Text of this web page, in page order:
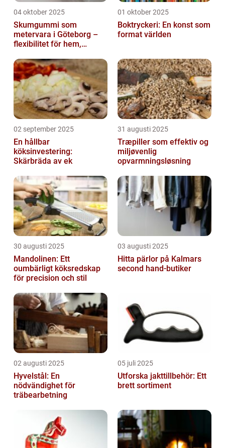
04 oktober 2025
Skumgummi som
metervara i Göteborg –
flexibilitet för hem,
01 oktober 2025
Boktryckeri: En konst som
format världen
02 september 2025
En hållbar
köksinvestering:
Skärbräda av ek
31 augusti 2025
Træpiller som effektiv og
miljøvenlig
opvarmningsløsning
30 augusti 2025
Mandolinen: Ett
oumbärligt köksredskap
för precision och stil
03 augusti 2025
Hitta pärlor på Kalmars
second hand-butiker
02 augusti 2025
Hyvelstål: En
nödvändighet för
träbearbetning
05 juli 2025
Utforska jakttillbehör: Ett
brett sortiment